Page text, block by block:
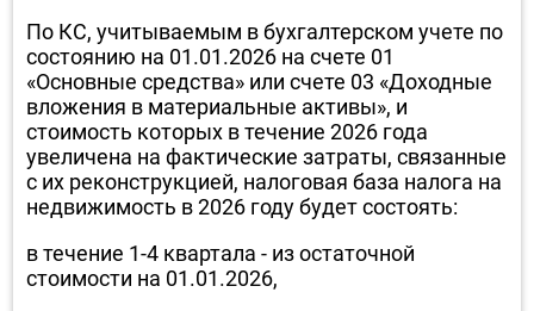
По КС, учитываемым в бухгалтерском учете по
состоянию на 01.01.2026 на счете 01
«Основные средства» или счете 03 «Доходные
вложения в материальные активы», и
стоимость которых в течение 2026 года
увеличена на фактические затраты, связанные
с их реконструкцией, налоговая база налога на
недвижимость в 2026 году будет состоять:
в течение 1-4 квартала - из остаточной
стоимости на 01.01.2026,